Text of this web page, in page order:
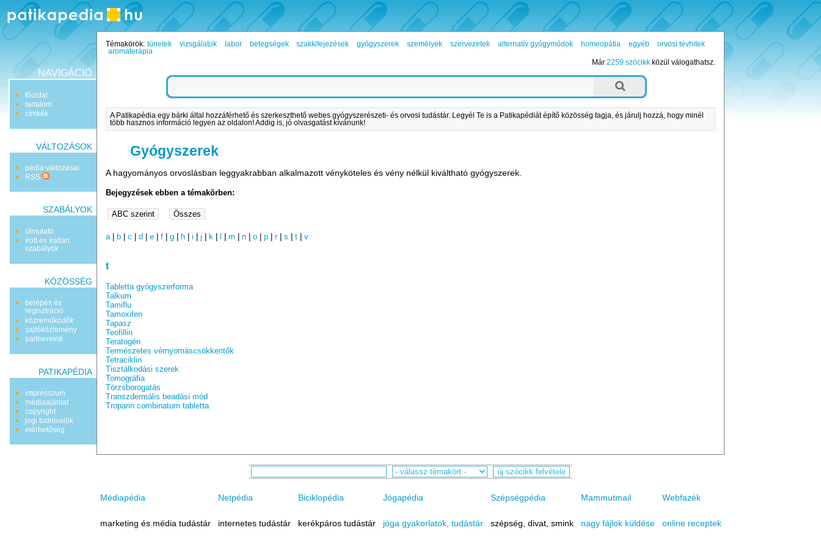
NAVIGÁCIÓ
főoldal
tartalom
címkék
VÁLTOZÁSOK
pédia változásai
RSS
SZABÁLYOK
útmutató
írott és íratlan
szabályok
KÖZÖSSÉG
belépés és
regisztráció
közreműködők
sajtóközlemény
partnereink
PATIKAPÉDIA
impresszum
médiaajánlat
copyright
jogi tudnivalók
elérhetőség
Témakörök: tünetek vizsgálatok labor betegségek szakkifejezések gyógyszerek személyek szervezetek alternatív gyógymódok homeopátia egyéb
orvosi tévhitek
aromaterápia
Már 2259 szócikkközül válogathatsz.
A Patikapédia egy bárki által hozzáférhető és szerkeszthető webes gyógyszerészeti- és orvosi tudástár. Legyél Te is a Patikapédiát építő közösség tagja, és járulj hozzá, hogy minél
több hasznos információ legyen az oldalon! Addig is, jó olvasgatást kívánunk!
Gyógyszerek
A hagyományos orvoslásban leggyakrabban alkalmazott vényköteles és vény nélkül kiváltható gyógyszerek.
Bejegyzések ebben a témakörben:
a |b |c |d |e |f |g |h |i |j |k |l |m |n |o |p |r|s |t |v
t
Tabletta gyógyszerforma
Talkum
Tamiflu
Tamoxifen
Tapasz
Teofillin
Teratogén
Természetes vérnyomáscsökkentők
Tetraciklin
Tisztálkodási szerek
Tomográfia
Törzsborogatás
Transzdermális beadási mód
Troparin combinatum tabletta
Médiapédia Netpédia Biciklopédia Jógapédia Szépségpédia Mammutmail Webfazék
marketing és média tudástár internetes tudástár kerékpáros tudástár jóga gyakorlatok, tudástár szépség, divat, smink nagy fájlok küldése online receptek